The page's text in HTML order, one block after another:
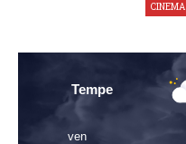
CINEMA
Tempe
ven